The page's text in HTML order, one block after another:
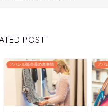
POST
アパレル販売員の裏事情